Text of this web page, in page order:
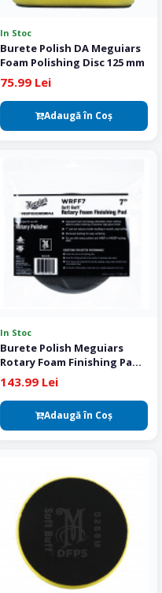
In Stoc
Burete Polish DA Meguiars
Foam Polishing Disc 125 mm
75.99 Lei
Adaugă în Coş
In Stoc
Burete Polish Meguiars
Rotary Foam Finishing Pad
180 mm
143.99 Lei
Adaugă în Coş